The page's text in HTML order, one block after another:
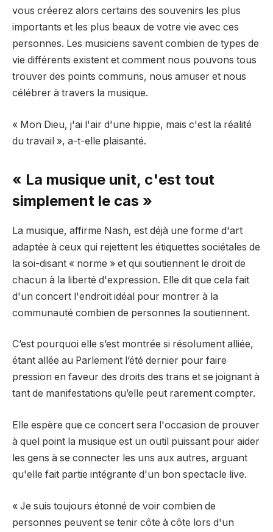
vous créerez alors certains des souvenirs les plus
importants et les plus beaux de votre vie avec ces
personnes. Les musiciens savent combien de types de
vie différents existent et comment nous pouvons tous
trouver des points communs, nous amuser et nous
célébrer à travers la musique.
« Mon Dieu, j'ai l'air d'une hippie, mais c'est la réalité
du travail », a-t-elle plaisanté.
« La musique unit, c'est tout
simplement le cas »
La musique, affirme Nash, est déjà une forme d'art
adaptée à ceux qui rejettent les étiquettes sociétales de
la soi-disant « norme » et qui soutiennent le droit de
chacun à la liberté d'expression. Elle dit que cela fait
d'un concert l'endroit idéal pour montrer à la
communauté combien de personnes la soutiennent.
C’est pourquoi elle s’est montrée si résolument alliée,
étant allée au Parlement l’été dernier pour faire
pression en faveur des droits des trans et se joignant à
tant de manifestations qu’elle peut rarement compter.
Elle espère que ce concert sera l'occasion de prouver
à quel point la musique est un outil puissant pour aider
les gens à se connecter les uns aux autres, arguant
qu'elle fait partie intégrante d'un bon spectacle live.
« Je suis toujours étonné de voir combien de
personnes peuvent se tenir côte à côte lors d'un